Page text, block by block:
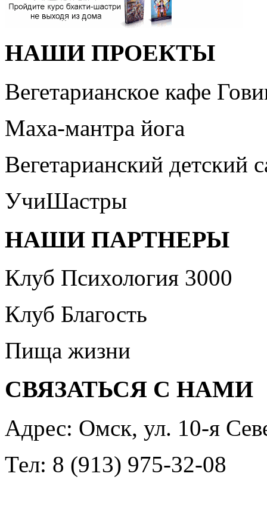
НАШИ ПРОЕКТЫ
Вегетарианское кафе
Маха-мантра йога
Вегетарианский детский
УчиШастры
НАШИ ПАРТНЕРЫ
Клуб Психология 3000
Клуб Благость
Пища жизни
СВЯЗАТЬСЯ С НАМИ
Адрес: Омск, ул. 10-я
Тел: 8 (913) 975-32-08